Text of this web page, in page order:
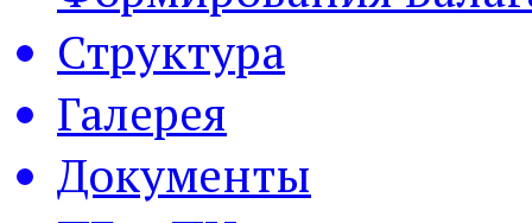
Структура
Галерея
Документы